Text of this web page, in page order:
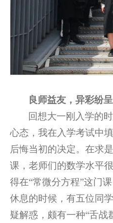
良师益友，异彩纷呈
回想大一刚入学的
心态，我在入学考试中
后悔当初的决定。在求
课，老师们的数学水平
得在“常微分方程”这门
休息的时候，有五位同
疑解惑，颇有一种“舌战